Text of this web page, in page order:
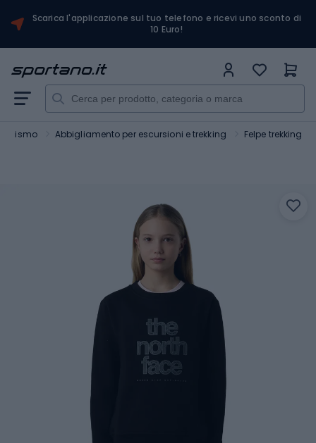
Scarica l'applicazione sul tuo telefono e ricevi uno sconto di
10 Euro!
Abbigliamento per escursioni e trekking Felpe trekking